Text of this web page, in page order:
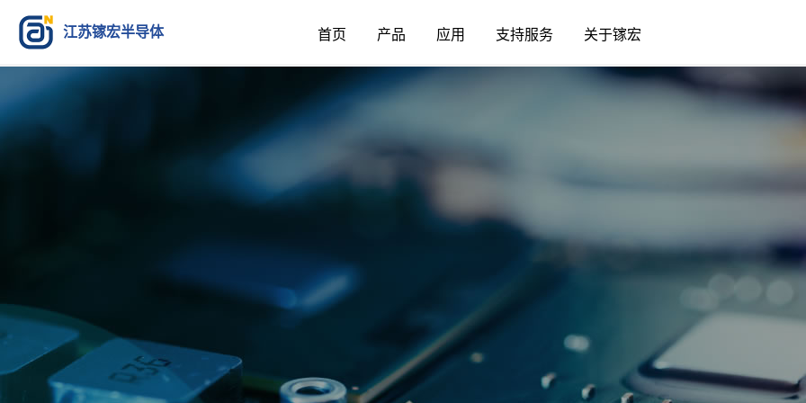
江苏镓宏半导体 首页 产品 应用 支持服务 关于镓宏